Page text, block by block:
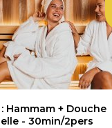
Hammam + Douche
- 30min/2pers